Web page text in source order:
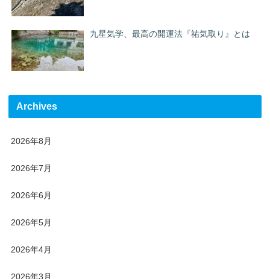
九星気学、最高の開運法『祐気取り』とは
Archives
2026年8月
2026年7月
2026年6月
2026年5月
2026年4月
2026年3月